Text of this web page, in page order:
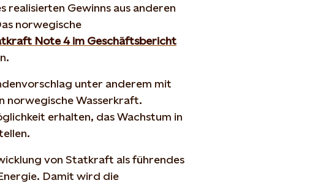
Gewinns aus anderen
norwegische
Note 4 im Geschäftsbericht
unter anderem mit
norwegische Wasserkraft.
erhalten, das Wachstum in
von Statkraft als führendes
Damit wird die